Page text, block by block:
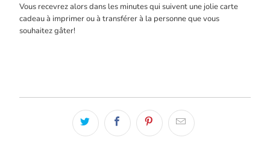
Vous recevrez alors dans les minutes qui suivent une jolie carte
cadeau à imprimer ou à transférer à la personne que vous
souhaitez gâter!